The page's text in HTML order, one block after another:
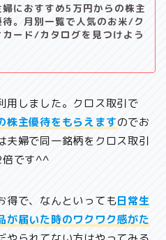
婦におすすめ5万円からの株主
待。月別一覧で人気のお米/ク
カード/カタログを見つけよう
用しました。クロス取引で
株主優待をもらえますのでお
夫婦で同一銘柄をクロス取引
倍です^^
得で、なんといっても日常生
が届いた時のワクワク感がた